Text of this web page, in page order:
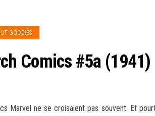
GOODIES
Comics #5a (1941)
Marvel ne se croisaient pas souvent. Et